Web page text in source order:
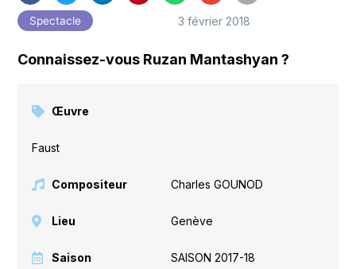
Spectacle 3 février 2018
Connaissez-vous Ruzan Mantashyan ?
Œuvre
Faust
Compositeur Charles GOUNOD
Lieu Genève
Saison SAISON 2017-18